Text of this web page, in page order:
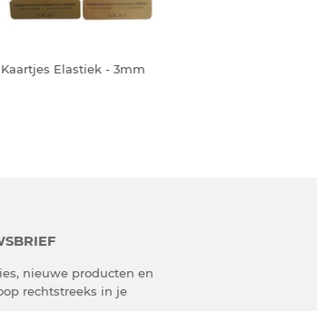
Kaartjes Elastiek - 3mm
nieuwe producten en
rechtstreeks in je